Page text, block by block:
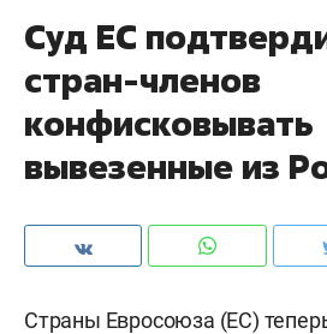
Суд ЕС
стран-членов
конфисковывать
вывезенные из
Страны Евросоюза (ЕС)